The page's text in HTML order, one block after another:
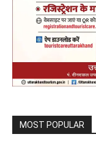
MOST POPULAR